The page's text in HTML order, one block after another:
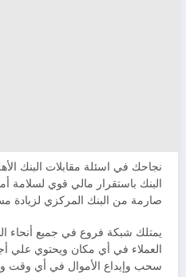
نجاحك في اسئلة مقابلات البنك
البنك باستقرار مالي قوي لسلامة
صارمة من البنك المركزي لزيادة
يمتلك شبكة فروع في جميع أنحاء
العملاء في أي مكان ويحتوي علي
سحب وإيداع الأموال في أي وقت